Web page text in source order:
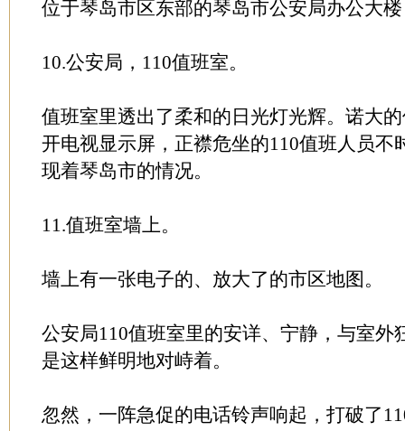
位于琴岛市区东部的琴岛市公安局办公大
10.公安局，110值班室。
值班室里透出了柔和的日光灯光辉。诺大
开电视显示屏，正襟危坐的110值班人员不
现着琴岛市的情况。
11.值班室墙上。
墙上有一张电子的、放大了的市区地图。
公安局110值班室里的安详、宁静，与室外
是这样鲜明地对峙着。
忽然，一阵急促的电话铃声响起，打破了